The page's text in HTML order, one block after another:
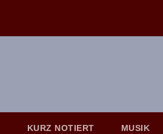
KURZ NOTIERT MUSIK